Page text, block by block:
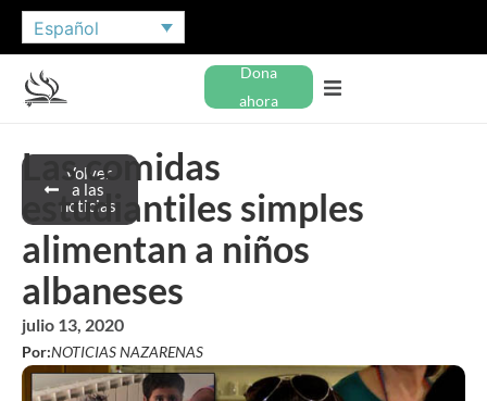
Español
Dona
ahora
Volver
a las
noticias
Las comidas
estudiantiles simples
alimentan a niños
albaneses
julio 13, 2020
Por:NOTICIAS NAZARENAS